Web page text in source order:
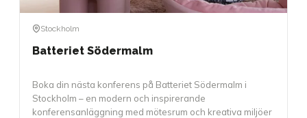
Stockholm
Batteriet Södermalm
Boka din nästa konferens på Batteriet Södermalm i
Stockholm – en modern och inspirerande
konferensanläggning med mötesrum och kreativa miljöer